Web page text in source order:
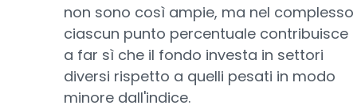
non sono così ampie, ma nel complesso
ciascun punto percentuale contribuisce
a far sì che il fondo investa in settori
diversi rispetto a quelli pesati in modo
minore dall'indice.